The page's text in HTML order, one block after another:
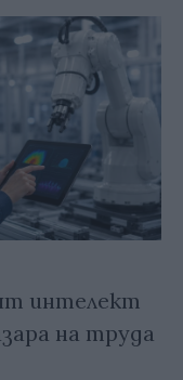
интелект
на труда